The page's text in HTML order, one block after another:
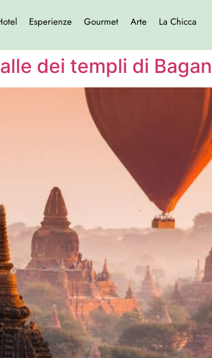
Esperienze Gourmet Arte La Chicca
dei templi di Bagan